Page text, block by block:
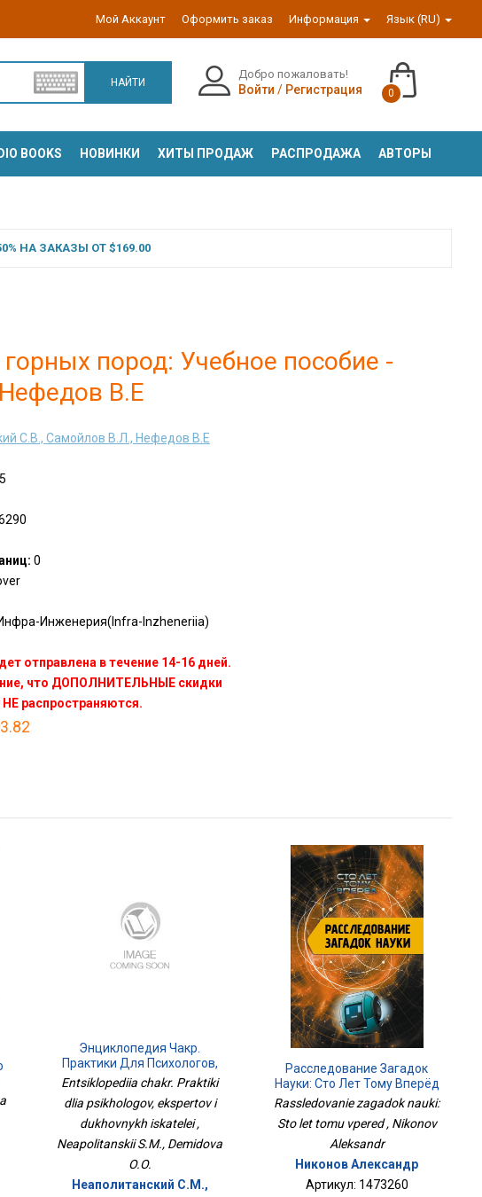
Мой Аккаунт Оформить заказ Информация Язык (RU)
НАЙТИ
Добро пожаловать!
Войти / Регистрация 0
BOOKS НОВИНКИ ХИТЫ ПРОДАЖ РАСПРОДАЖА АВТОРЫ
НА ЗАКАЗЫ ОТ $169.00
пород: Учебное пособие -
В.Е
С.В., Самойлов В.Л., Нефедов В.Е
0
Инженерия(Infra-Inzheneriia)
отправлена в течение 14-16 дней.
что ДОПОЛНИТЕЛЬНЫЕ скидки
НЕ распространяются.
Энциклопедия Чакр.
Практики Для Психологов,
Экспертов И Духовных
Entsiklopediia chakr. Praktiki
dlia psikhologov, ekspertov i
dukhovnykh iskatelei ,
Neapolitanskii S.M., Demidova
O.O.
Неаполитанский С.М.,
Расследование Загадок
Науки: Сто Лет Тому Вперёд
Rassledovanie zagadok nauki:
Sto let tomu vpered , Nikonov
Aleksandr
Никонов Александр
Артикул: 1473260